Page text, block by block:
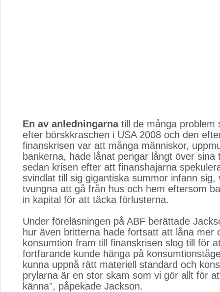
En av anledningarnatill de många problem
efter börskkraschen i USA 2008 och den
finanskrisen var att många människor,
bankerna, hade lånat pengar långt över sina
sedan krisen efter att finanshajarna
svindlat till sig gigantiska summor infann sig,
tvungna att gå från hus och hem eftersom
in kapital för att täcka förlusterna.
Under föreläsningen på ABF berättade
hur även britterna hade fortsatt att låna mer
konsumtion fram till finanskrisen slog till för
fortfarande kunde hänga på
kunna uppnå rätt materiell standard och
prylarna är en stor skam som vi gör allt för
känna", påpekade Jackson.